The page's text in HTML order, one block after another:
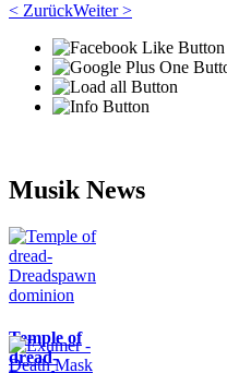
< ZurückWeiter >
Musik News
Temple of
dread-